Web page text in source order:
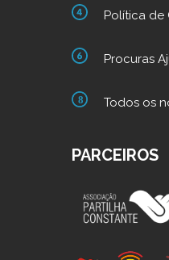
Política de
Procuras
Todos os
PARCEIROS